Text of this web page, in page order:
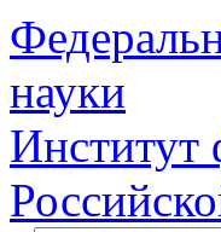
науки